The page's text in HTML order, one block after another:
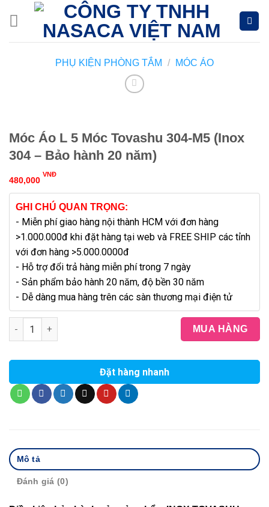
PHỤ KIỆN PHÒNG TẮM / MÓC ÁO
Móc Áo L 5 Móc Tovashu 304-M5 (Inox
304 – Bảo hành 20 năm)
480,000
VNĐ
GHI CHÚ QUAN TRỌNG:
- Miễn phí giao hàng nội thành HCM với đơn hàng
>1.000.000đ khi đặt hàng tại web và FREE SHIP các tỉnh
với đơn hàng >5.000.0000đ
- Hỗ trợ đổi trả hàng miễn phí trong 7 ngày
- Sản phẩm bảo hành 20 năm, độ bền 30 năm
- Dễ dàng mua hàng trên các sàn thương mại điện tử
Móc Áo L 5 Móc Tovashu 304-M5 (Inox 304 - Bảo hành 20
MUA HÀNG
Đặt hàng nhanh
Mô tả
Đánh giá (0)